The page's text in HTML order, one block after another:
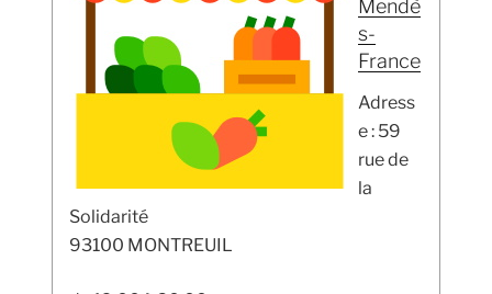
Mendè
s-
France
Adress
e : 59
rue de
la
Solidarité
93100 MONTREUIL